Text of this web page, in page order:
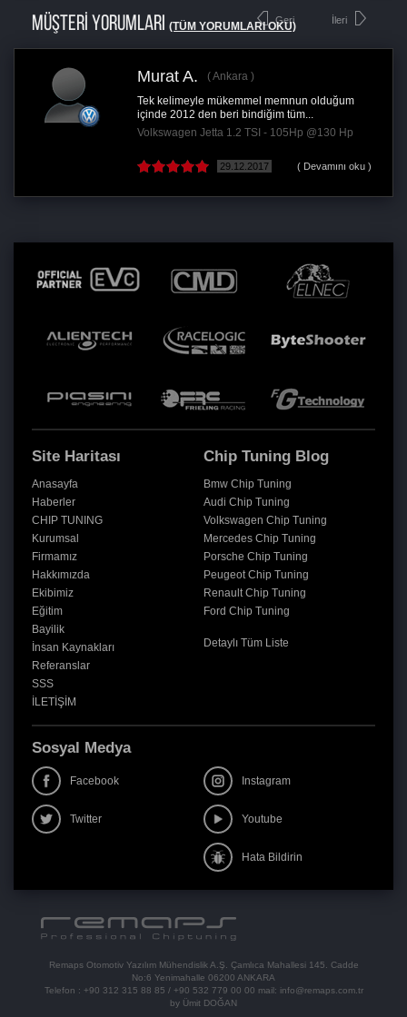
MÜŞTERİ YORUMLARI (TÜM YORUMLARI OKU)
Geri
Murat A.
Ankara
Tek kelimeyle mükemmel memnun olduğum
içinde 2012 den beri bindiğim tüm...
Volkswagen Jetta 1.2 TSI - 105Hp @130 Hp
29.12.2017 ( Devamını oku )
İleri
Site Haritası
Anasayfa
Haberler
CHIP TUNING
Kurumsal
Firmamız
Hakkımızda
Ekibimiz
Eğitim
Bayilik
İnsan Kaynakları
Referanslar
SSS
İLETİŞİM
Chip Tuning Blog
Bmw Chip Tuning
Audi Chip Tuning
Volkswagen Chip Tuning
Mercedes Chip Tuning
Porsche Chip Tuning
Peugeot Chip Tuning
Renault Chip Tuning
Ford Chip Tuning
Detaylı Tüm Liste
Sosyal Medya
Facebook Instagram
Twitter Youtube
Hata Bildirin
Remaps Otomotiv Yazılım Mühendislik A.Ş. Çamlıca Mahallesi 145. Cadde
No:6 Yenimahalle 06200 ANKARA
Telefon : +90 312 315 88 85 / +90 532 779 00 00 mail: info@remaps.com.tr
by Ümit DOĞAN